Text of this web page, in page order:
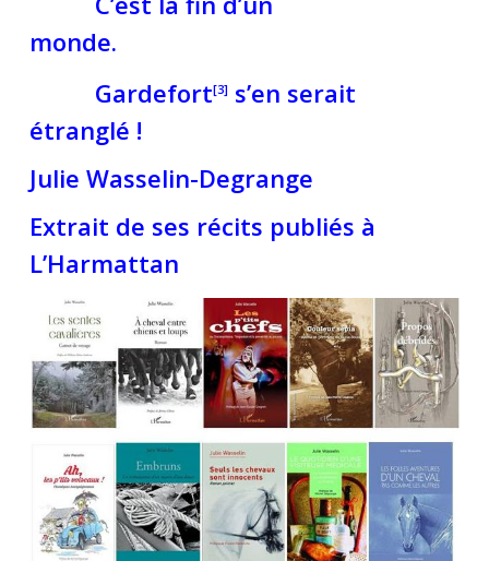
monde.
Gardefort[3] s’en serait
étranglé !
Julie Wasselin-Degrange
Extrait de ses récits publiés à
L’Harmattan